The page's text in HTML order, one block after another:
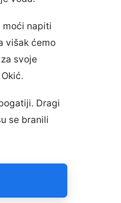
moći napiti
višak ćemo
svoje
Dragi
se branili